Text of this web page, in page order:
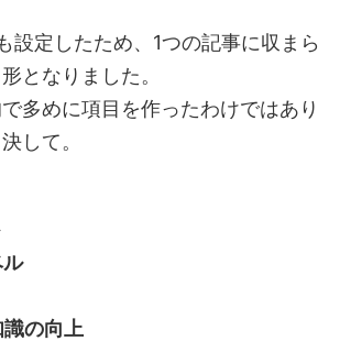
設定したため、1つの記事に収まら
となりました。
多めに項目を作ったわけではあり
して。
の向上